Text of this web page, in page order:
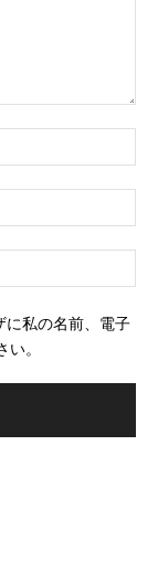
前
メ
ー
ェ
に私の名前、電子
。